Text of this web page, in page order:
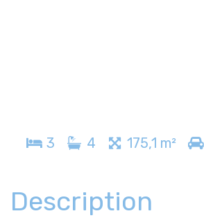
3 4 175,1 m²
Description